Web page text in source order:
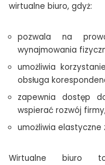
wirtualne biuro, gdyż:
pozwala na
wynajmowania
umożliwia
obsługa
zapewnia dostęp
wspierać rozwój
umożliwia elastyczne
Wirtualne biuro